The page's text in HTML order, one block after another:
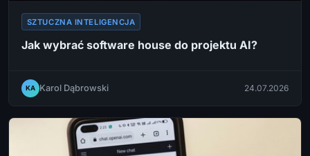
SZTUCZNA INTELIGENCJA
Jak wybrać software house do projektu AI?
KA Karol Dąbrowski 24.07.2026